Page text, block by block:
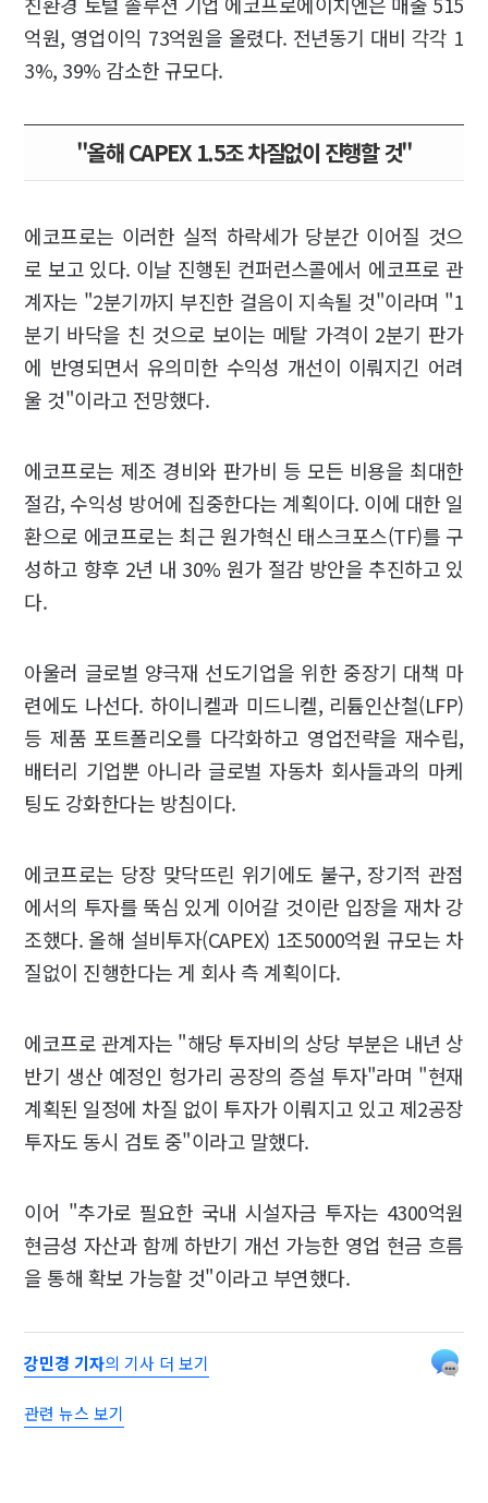
억원, 영업이익 73억원을 올렸다. 전년동기 대비 각각 1
3%, 39% 감소한 규모다.
"올해 CAPEX 1.5조 차질없이 진행할 것"
에코프로는 이러한 실적 하락세가 당분간 이어질 것으
로 보고 있다. 이날 진행된 컨퍼런스콜에서 에코프로 관
계자는 "2분기까지 부진한 걸음이 지속될 것"이라며 "1
분기 바닥을 친 것으로 보이는 메탈 가격이 2분기 판가
에 반영되면서 유의미한 수익성 개선이 이뤄지긴 어려
울 것"이라고 전망했다.
에코프로는 제조 경비와 판가비 등 모든 비용을 최대한
절감, 수익성 방어에 집중한다는 계획이다. 이에 대한 일
환으로 에코프로는 최근 원가혁신 태스크포스(TF)를 구
성하고 향후 2년 내 30% 원가 절감 방안을 추진하고 있
다.
아울러 글로벌 양극재 선도기업을 위한 중장기 대책 마
련에도 나선다. 하이니켈과 미드니켈, 리튬인산철(LFP)
등 제품 포트폴리오를 다각화하고 영업전략을 재수립,
배터리 기업뿐 아니라 글로벌 자동차 회사들과의 마케
팅도 강화한다는 방침이다.
에코프로는 당장 맞닥뜨린 위기에도 불구, 장기적 관점
에서의 투자를 뚝심 있게 이어갈 것이란 입장을 재차 강
조했다. 올해 설비투자(CAPEX) 1조5000억원 규모는 차
질없이 진행한다는 게 회사 측 계획이다.
에코프로 관계자는 "해당 투자비의 상당 부분은 내년 상
반기 생산 예정인 헝가리 공장의 증설 투자"라며 "현재
계획된 일정에 차질 없이 투자가 이뤄지고 있고 제2공장
투자도 동시 검토 중"이라고 말했다.
이어 "추가로 필요한 국내 시설자금 투자는 4300억원
현금성 자산과 함께 하반기 개선 가능한 영업 현금 흐름
을 통해 확보 가능할 것"이라고 부연했다.
강민경 기자의 기사 더 보기
관련 뉴스 보기